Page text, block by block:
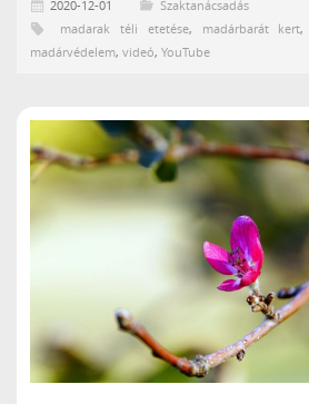
2020-12-01
Szaktanácsadás
madarak téli etetése, madárbarát kert,
madárvédelem, videó, YouTube